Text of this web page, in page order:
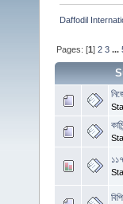
Daffodil
Pages: [1]2 3 ...